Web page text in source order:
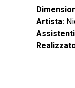
Artista: